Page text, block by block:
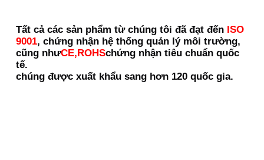
Tất cả các sản phẩm từ chúng tôi đã đạt đến ISO
9001, chứng nhận hệ thống quản lý môi trường,
cũng nhưCE,ROHSchứng nhận tiêu chuẩn quốc
tế.
chúng được xuất khẩu sang hơn 120 quốc gia.